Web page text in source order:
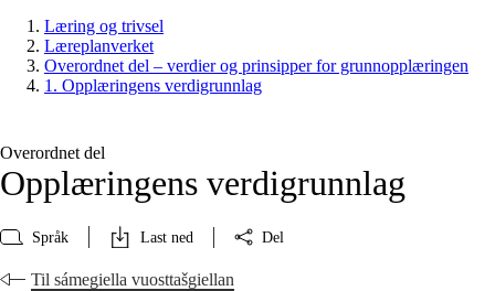
Læring og trivsel
Læreplanverket
Overordnet del – verdier og prinsipper for grunnopplæringen
1. Opplæringens verdigrunnlag
Overordnet del
Opplæringens verdigrunnlag
Språk Last ned Del
Til sámegiella vuosttašgiellan